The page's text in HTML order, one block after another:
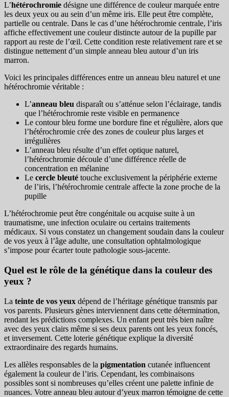
L’hétérochromie désigne une différence de couleur marquée entre
les deux yeux ou au sein d’un même iris. Elle peut être complète,
partielle ou centrale. Dans le cas d’une hétérochromie centrale, l’iris
affiche effectivement une couleur distincte autour de la pupille par
rapport au reste de l’œil. Cette condition reste relativement rare et se
distingue nettement d’un simple anneau bleu autour d’un iris
marron.
Voici les principales différences entre un anneau bleu naturel et une
hétérochromie véritable :
L’anneau bleu disparaît ou s’atténue selon l’éclairage, tandis
que l’hétérochromie reste visible en permanence
Le contour bleu forme une bordure fine et régulière, alors que
l’hétérochromie crée des zones de couleur plus larges et
irrégulières
L’anneau bleu résulte d’un effet optique naturel,
l’hétérochromie découle d’une différence réelle de
concentration en mélanine
Le cercle bleuté touche exclusivement la périphérie externe
de l’iris, l’hétérochromie centrale affecte la zone proche de la
pupille
L’hétérochromie peut être congénitale ou acquise suite à un
traumatisme, une infection oculaire ou certains traitements
médicaux. Si vous constatez un changement soudain dans la couleur
de vos yeux à l’âge adulte, une consultation ophtalmologique
s’impose pour écarter toute pathologie sous-jacente.
Quel est le rôle de la génétique dans la couleur des
yeux ?
La teinte de vos yeux dépend de l’héritage génétique transmis par
vos parents. Plusieurs gènes interviennent dans cette détermination,
rendant les prédictions complexes. Un enfant peut très bien naître
avec des yeux clairs même si ses deux parents ont les yeux foncés,
et inversement. Cette loterie génétique explique la diversité
extraordinaire des regards humains.
Les allèles responsables de la pigmentation cutanée influencent
également la couleur de l’iris. Cependant, les combinaisons
possibles sont si nombreuses qu’elles créent une palette infinie de
nuances. Votre anneau bleu autour d’yeux marron témoigne de cette